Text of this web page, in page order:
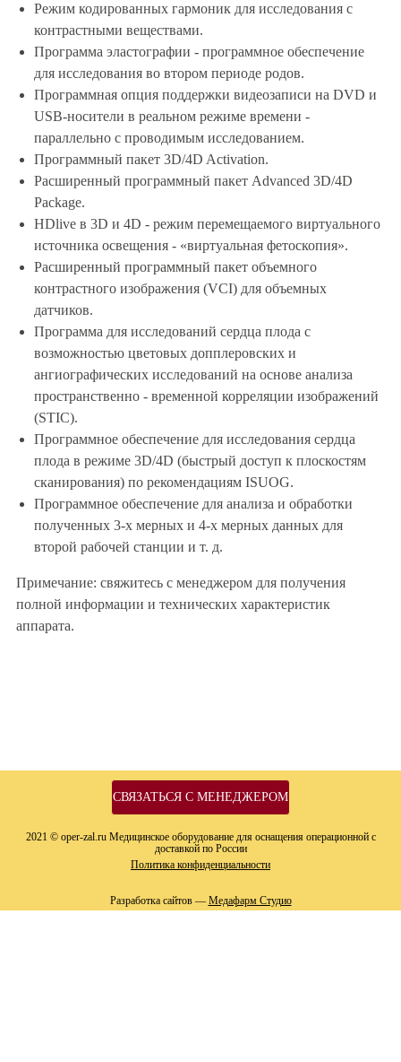
Режим кодированных гармоник для исследования с
контрастными веществами.
Программа эластографии - программное обеспечение
для исследования во втором периоде родов.
Программная опция поддержки видеозаписи на DVD и
USB-носители в реальном режиме времени -
параллельно с проводимым исследованием.
Программный пакет 3D/4D Activation.
Расширенный программный пакет Advanced 3D/4D
Package.
HDlive в 3D и 4D - режим перемещаемого виртуального
источника освещения - «виртуальная фетоскопия».
Расширенный программный пакет объемного
контрастного изображения (VCI) для объемных
датчиков.
Программа для исследований сердца плода с
возможностью цветовых допплеровских и
ангиографических исследований на основе анализа
пространственно - временной корреляции изображений
(STIС).
Программное обеспечение для исследования сердца
плода в режиме 3D/4D (быстрый доступ к плоскостям
сканирования) по рекомендациям ISUOG.
Программное обеспечение для анализа и обработки
полученных 3-х мерных и 4-х мерных данных для
второй рабочей станции и т. д.
Примечание: свяжитесь с менеджером для получения
полной информации и технических характеристик
аппарата.
СВЯЗАТЬСЯ С МЕНЕДЖЕРОМ
2021 © oper-zal.ru Медицинское оборудование для оснащения операционной с
доставкой по России
Политика конфиденциальности
Разработка сайтов — Медафарм Студио